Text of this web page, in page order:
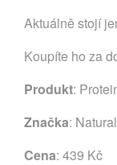
Aktuálně stojí
Koupíte ho za
Produkt:
Značka:
Cena: 439 Kč